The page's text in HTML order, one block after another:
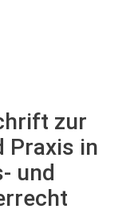
zur
Praxis in
und